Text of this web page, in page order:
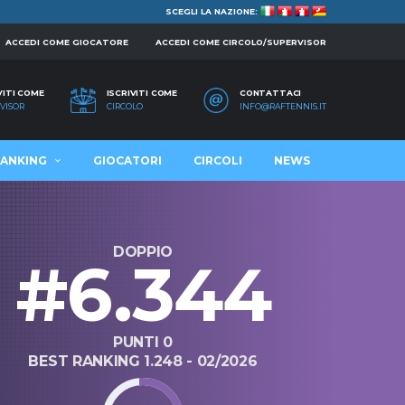
SCEGLI LA NAZIONE:
ACCEDI COME GIOCATORE ACCEDI COME CIRCOLO/SUPERVISOR
COME
ISCRIVITI COME
CIRCOLO
CONTATTACI
INFO@RAFTENNIS.IT
GIOCATORI CIRCOLI NEWS
DOPPIO
#6.344
PUNTI 0
BEST RANKING 1.248 - 02/2026